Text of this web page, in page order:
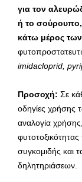
για τον
ή το σούρουπο,
κάτω μέρος
imidacloprid
Προσοχή: Σε
οδηγίες χρήσης
αναλογία
συγκομιδής και
δηλητηριάσεων.